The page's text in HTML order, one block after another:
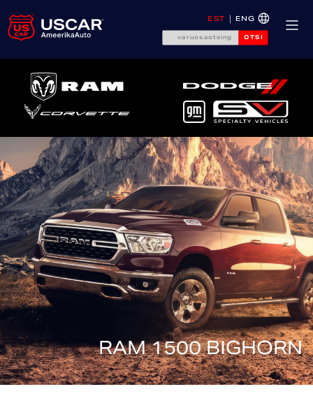
OTSI
EST ENG
RAM 1500 BIGHORN